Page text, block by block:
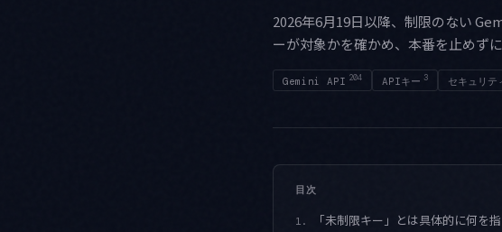
2026年6月19日以降、制限のない
ーが対象かを確かめ、本番を止めず
Gemini API 204 APIキー 3 セキュリテ
目次
1. 「未制限キー」とは具体的に何を